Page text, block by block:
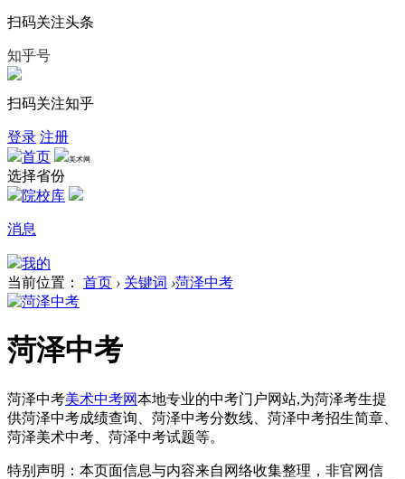
扫码关注头条
知乎号
扫码关注知乎
登录 注册
首页
美术网
选择省份
院校库
消息
我的
当前位置：
首页 › 关键词 ›菏泽中考
菏泽中考
菏泽中考美术中考网本地专业的中考门户网站,为菏泽考生提
供菏泽中考成绩查询、菏泽中考分数线、菏泽中考招生简章、
菏泽美术中考、菏泽中考试题等。
特别声明：本页面信息与内容来自网络收集整理，非官网信